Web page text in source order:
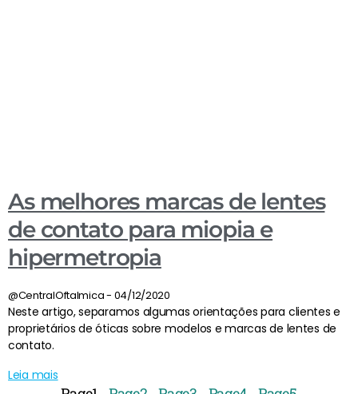
As melhores marcas de lentes
de contato para miopia e
hipermetropia
@CentralOftalmica 04/12/2020
Neste artigo, separamos algumas orientações para clientes e
proprietários de óticas sobre modelos e marcas de lentes de
contato.
Leia mais